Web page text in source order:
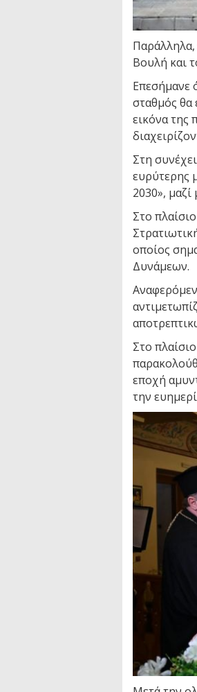
Παράλληλα,
Βουλή και
Επεσήμανε
σταθμός θα
εικόνα της
Στη
ευρύτερης
2030»,
Στο
οποίος
Δυνάμεων.
Στο
εποχή
την